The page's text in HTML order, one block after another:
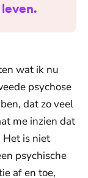
wat ik nu
psychose
dat zo veel
me inzien dat
Het is niet
psychische
af en toe,